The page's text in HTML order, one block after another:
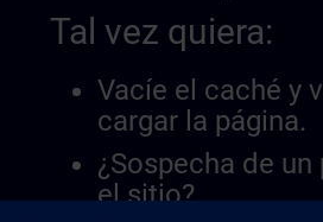
Tal vez quiera:
Vacíe el caché y
cargar la página.
¿Sospecha de
el sitio?